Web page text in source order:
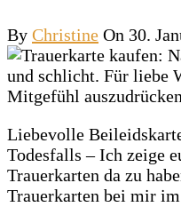
By Christine On 30.
Liebevolle
Todesfalls – Ich zeige
Trauerkarten da zu
Trauerkarten bei mir